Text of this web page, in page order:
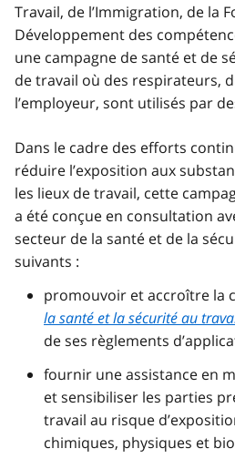
Travail, de l’Immigration, de la
Développement des
une campagne de santé et de
de travail où des respirateurs,
l’employeur, sont utilisés par
Dans le cadre des efforts
réduire l’exposition aux
les lieux de travail, cette
a été conçue en consultation
secteur de la santé et de la
suivants :
promouvoir et accroître la
la santé et la sécurité au
de ses règlements
fournir une assistance en
et sensibiliser les parties
travail au risque
chimiques, physiques et